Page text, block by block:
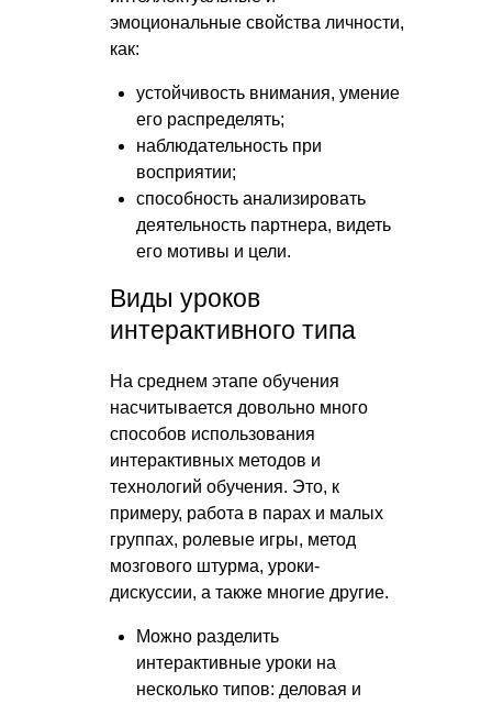
эмоциональные свойства личности,
как:
устойчивость внимания, умение
его распределять;
наблюдательность при
восприятии;
способность анализировать
деятельность партнера, видеть
его мотивы и цели.
Виды уроков
интерактивного типа
На среднем этапе обучения
насчитывается довольно много
способов использования
интерактивных методов и
технологий обучения. Это, к
примеру, работа в парах и малых
группах, ролевые игры, метод
мозгового штурма, уроки-
дискуссии, а также многие другие.
Можно разделить
интерактивные уроки на
несколько типов: деловая и